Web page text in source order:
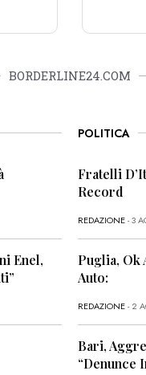
BORDERLINE24.COM
Enel,
POLITICA
Fratelli
Record
REDAZIONE- 3
Puglia, Ok
Auto:
REDAZIONE- 2
Bari,
“Denunce